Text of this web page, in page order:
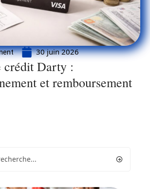
30 juin 2026
crédit Darty :
et remboursement